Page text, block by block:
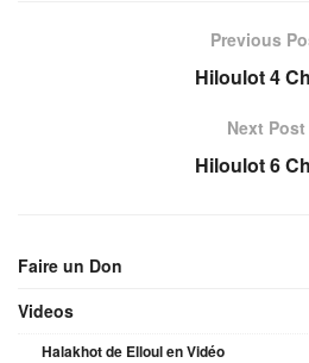
Previous
Hiloulot 4
Next Post
Hiloulot 6
Faire un Don
Videos
Halakhot de Elloul en Vidéo